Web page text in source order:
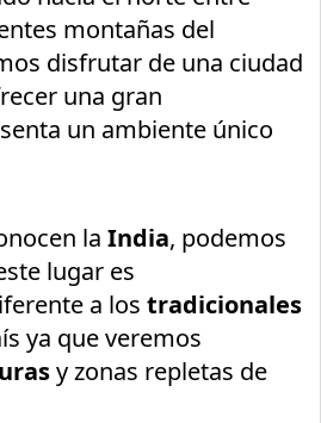
montañas del
disfrutar de una ciudad
una gran
un ambiente único
laIndia, podemos
lugar es
a lostradicionales
ya que veremos
y zonas repletas de